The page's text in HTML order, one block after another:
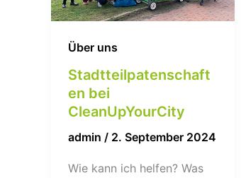
Über uns
Stadtteilpatenschaft
en bei
CleanUpYourCity
admin / 2. September 2024
Wie kann ich helfen? Was